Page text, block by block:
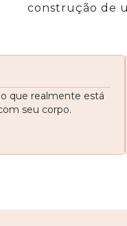
construção de
que realmente está
seu corpo.